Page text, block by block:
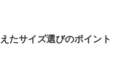
たサイズ選びのポイント